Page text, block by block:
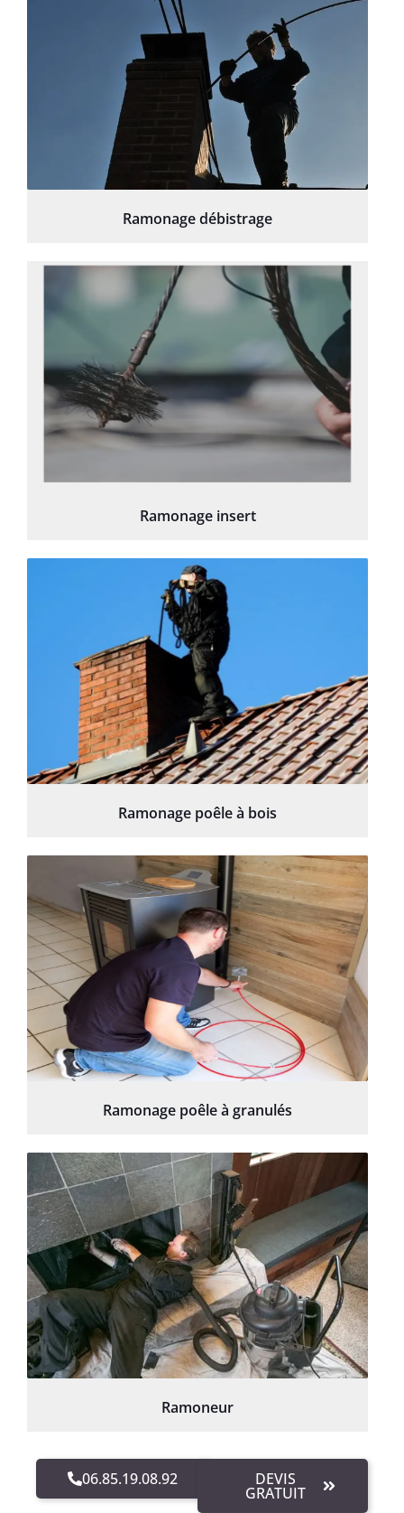
Ramonage débistrage
Ramonage insert
Ramonage poêle à bois
Ramonage poêle à granulés
Ramoneur
06.85.19.08.92 DEVIS
GRATUIT